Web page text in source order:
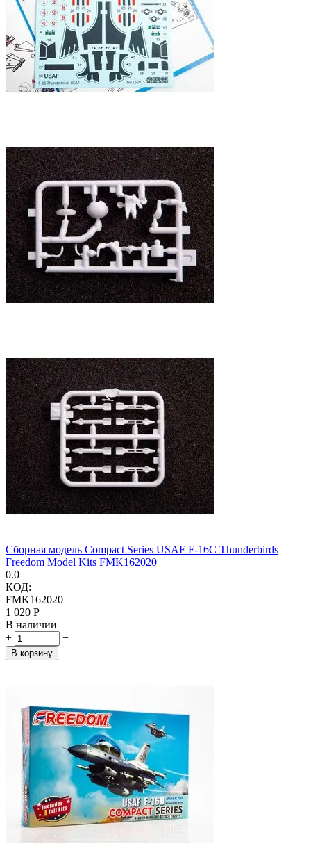
Сборная модель Compact Series USAF F-16C Thunderbirds
Freedom Model Kits FMK162020
0.0
КОД:
FMK162020
1 020 Р
В наличии
+
−
В корзину